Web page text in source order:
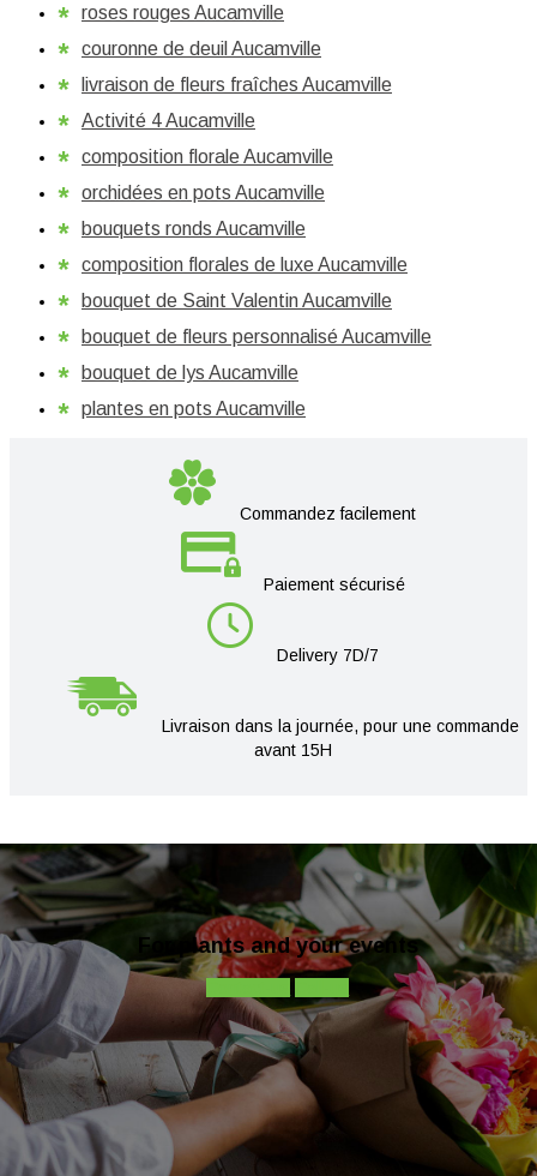
roses rouges Aucamville
couronne de deuil Aucamville
livraison de fleurs fraîches Aucamville
Activité 4 Aucamville
composition florale Aucamville
orchidées en pots Aucamville
bouquets ronds Aucamville
composition florales de luxe Aucamville
bouquet de Saint Valentin Aucamville
bouquet de fleurs personnalisé Aucamville
bouquet de lys Aucamville
plantes en pots Aucamville
Commandez facilement
Paiement sécurisé
Delivery 7D/7
Livraison dans la journée, pour une commande
avant 15H
For plants and your events